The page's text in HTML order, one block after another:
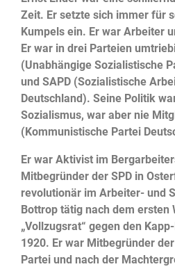
Zeit. Er setzte sich immer für
Kumpels ein. Er war Arbeiter
Er war in drei Parteien
(Unabhängige Sozialistische
und SAPD (Sozialistische
Deutschland). Seine Politik
Sozialismus, war aber nie
(Kommunistische Partei
Er war Aktivist im
Mitbegründer der SPD in
revolutionär im Arbeiter- und
Bottrop tätig nach dem ersten
„Vollzugsrat“ gegen den
1920. Er war Mitbegründer
Partei und nach der